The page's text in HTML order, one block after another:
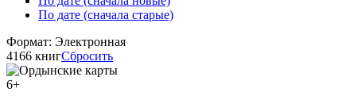
По дате (сначала старые)
Формат: Электронная
4166 книгСбросить
6+